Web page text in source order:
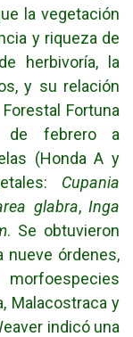
la vegetación
y riqueza de
herbivoría, la
y su relación
Fortuna
de febrero a
(Honda A y
Cupania
glabra,Inga
. Se obtuvieron
nueve órdenes,
Malacostraca y
indicó una